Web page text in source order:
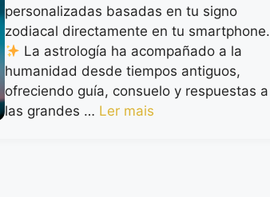
personalizadas basadas en tu signo
zodiacal directamente en tu smartphone.
La astrología ha acompañado a la
humanidad desde tiempos antiguos,
ofreciendo guía, consuelo y respuestas a
las grandes … Ler mais